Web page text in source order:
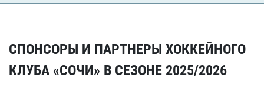
СПОНСОРЫ И ПАРТНЕРЫ ХОККЕЙНОГО
КЛУБА «СОЧИ» В СЕЗОНЕ 2025/2026